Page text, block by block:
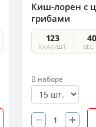
Киш-лорен с
грибами
123
ККАЛ/ШТ
В наборе